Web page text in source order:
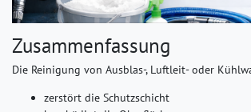
Zusammenfassung
Die Reinigung von Ausblas-, Luftleit- oder
zerstört die Schutzschicht